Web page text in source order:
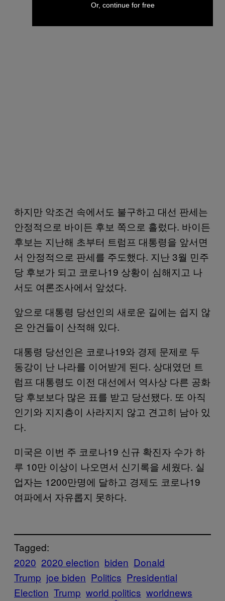
하지만 악조건 속에서도 불구하고 대선 판세는
안정적으로 바이든 후보 쪽으로 흘렀다. 바이든
후보는 지난해 초부터 트럼프 대통령을 앞서면
서 안정적으로 판세를 주도했다. 지난 3월 민주
당 후보가 되고 코로나19 상황이 심해지고 나
서도 여론조사에서 앞섰다.
앞으로 대통령 당선인의 새로운 길에는 쉽지 않
은 안건들이 산적해 있다.
대통령 당선인은 코로나19와 경제 문제로 두
동강이 난 나라를 이어받게 된다. 상대였던 트
럼프 대통령도 이전 대선에서 역사상 다른 공화
당 후보보다 많은 표를 받고 당선됐다. 또 아직
인기와 지지층이 사라지지 않고 견고히 남아 있
다.
미국은 이번 주 코로나19 신규 확진자 수가 하
루 10만 이상이 나오면서 신기록을 세웠다. 실
업자는 1200만명에 달하고 경제도 코로나19
여파에서 자유롭지 못하다.
Tagged:
2020 2020 election biden Donald
Trump joe biden Politics Presidential
Election Trump world politics worldnews
Or, continue for free